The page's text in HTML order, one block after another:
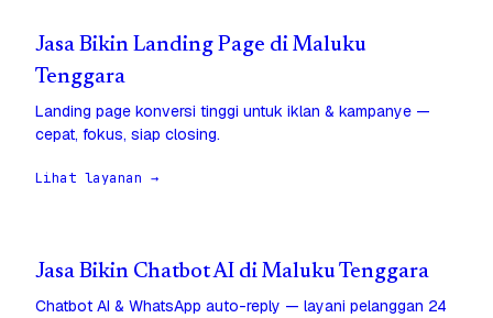
Jasa Bikin Landing Page di Maluku
Tenggara
Landing page konversi tinggi untuk iklan & kampanye —
cepat, fokus, siap closing.
Lihat layanan →
Jasa Bikin Chatbot AI di Maluku Tenggara
Chatbot AI & WhatsApp auto-reply — layani pelanggan 24